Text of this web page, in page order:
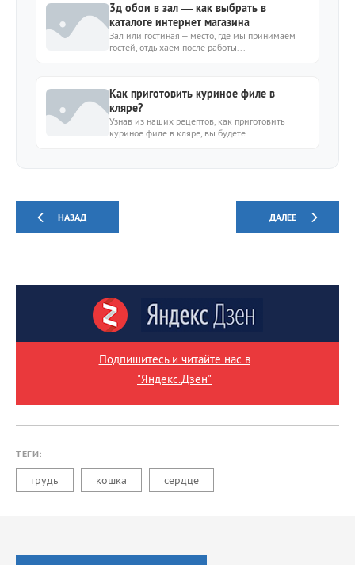
3д обои в зал — как выбрать в
каталоге интернет магазина
Зал или гостиная – место, где мы принимаем
гостей, отдыхаем после работы...
Как приготовить куриное филе в
кляре?
Узнав из наших рецептов, как приготовить
куриное филе в кляре, вы будете...
НАЗАД ДАЛЕЕ
Подпишитесь и читайте нас в
"Яндекс.Дзен"
ТЕГИ:
грудь кошка сердце